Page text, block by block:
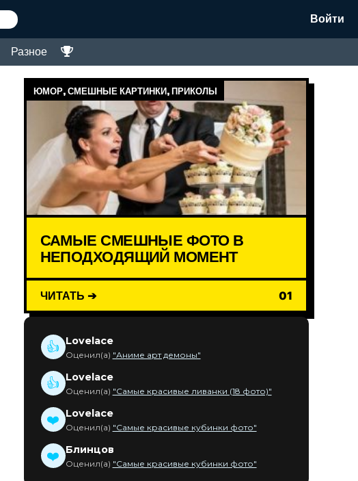
Войти
Разное
ЮМОР, СМЕШНЫЕ КАРТИНКИ, ПРИКОЛЫ
САМЫЕ СМЕШНЫЕ ФОТО В
НЕПОДХОДЯЩИЙ МОМЕНТ
ЧИТАТЬ ➔ 01
👍 Lovelace
Оценил(а) "Аниме арт демоны"
👍 Lovelace
Оценил(а) "Самые красивые ливанки (18 фото)"
❤️ Lovelace
Оценил(а) "Самые красивые кубинки фото"
❤️ Блинцов
Оценил(а) "Самые красивые кубинки фото"